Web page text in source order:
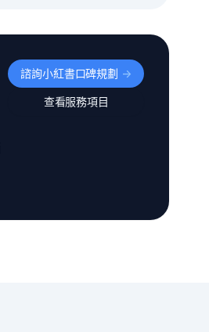
諮詢小紅書口碑規劃 ->
查看服務項目